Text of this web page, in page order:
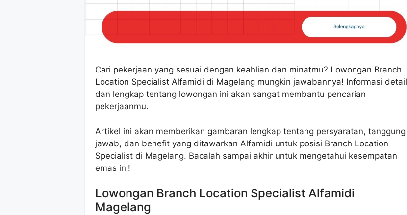
Cari pekerjaan yang sesuai dengan keahlian dan minatmu? Lowongan Branch
Location Specialist Alfamidi di Magelang mungkin jawabannya! Informasi detail
dan lengkap tentang lowongan ini akan sangat membantu pencarian
pekerjaanmu.
Artikel ini akan memberikan gambaran lengkap tentang persyaratan, tanggung
jawab, dan benefit yang ditawarkan Alfamidi untuk posisi Branch Location
Specialist di Magelang. Bacalah sampai akhir untuk mengetahui kesempatan
emas ini!
Lowongan Branch Location Specialist Alfamidi
Magelang